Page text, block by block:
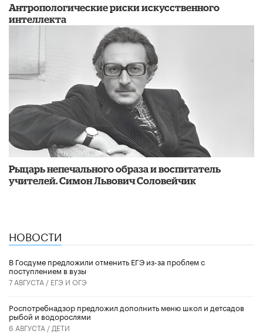
Антропологические риски искусственного
интеллекта
Рыцарь непечального образа и воспитатель
учителей. Симон Львович Соловейчик
НОВОСТИ
В Госдуме предложили отменить ЕГЭ из-за проблем с
поступлением в вузы
7 АВГУСТА / ЕГЭ И ОГЭ
Роспотребнадзор предложил дополнить меню школ и детсадов
рыбой и водорослями
6 АВГУСТА / ДЕТИ